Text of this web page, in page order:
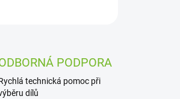
PODPORA
technická pomoc při
dílů